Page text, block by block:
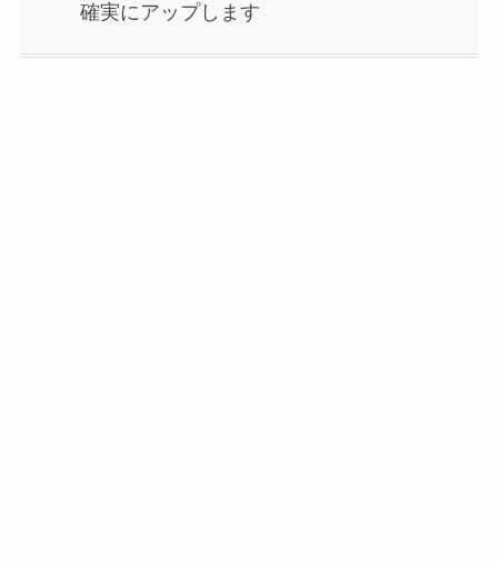
確実にアップします